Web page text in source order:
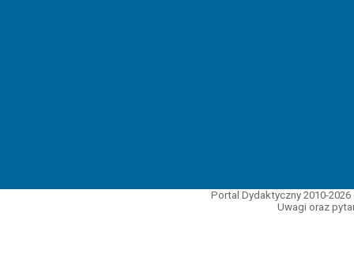
Portal Dydaktyczny 2010-
Uwagi oraz